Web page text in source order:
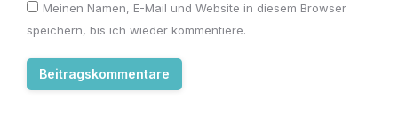
Meinen Namen, E-Mail und Website in diesem Browser
speichern, bis ich wieder kommentiere.
Beitragskommentare